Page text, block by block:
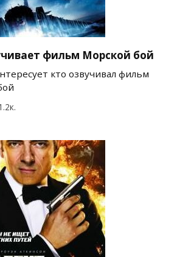
фильм Морской бой
кто озвучивал фильм